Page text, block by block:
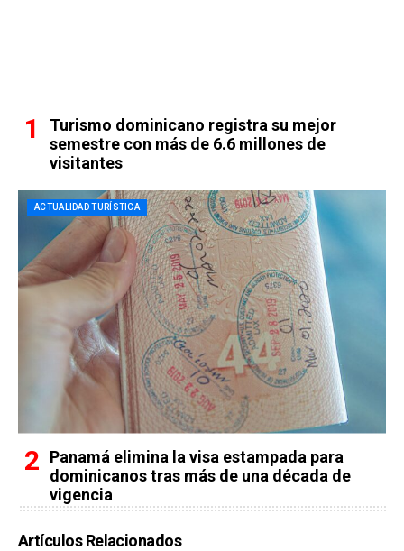
Turismo dominicano registra su mejor
semestre con más de 6.6 millones de
visitantes
ACTUALIDAD TURÍSTICA
Panamá elimina la visa estampada para
dominicanos tras más de una década de
vigencia
Artículos Relacionados